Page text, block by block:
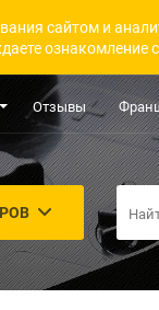
сайтом и
ознакомление
Отзывы